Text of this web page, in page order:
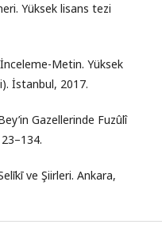
Yüksek lisans tezi
Metin. Yüksek
İstanbul, 2017.
Gazellerinde Fuzûlî
ve Şiirleri. Ankara,